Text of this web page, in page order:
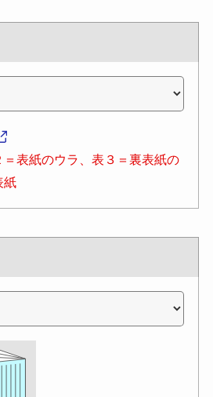
表紙のウラ、表３＝裏表紙の
紙